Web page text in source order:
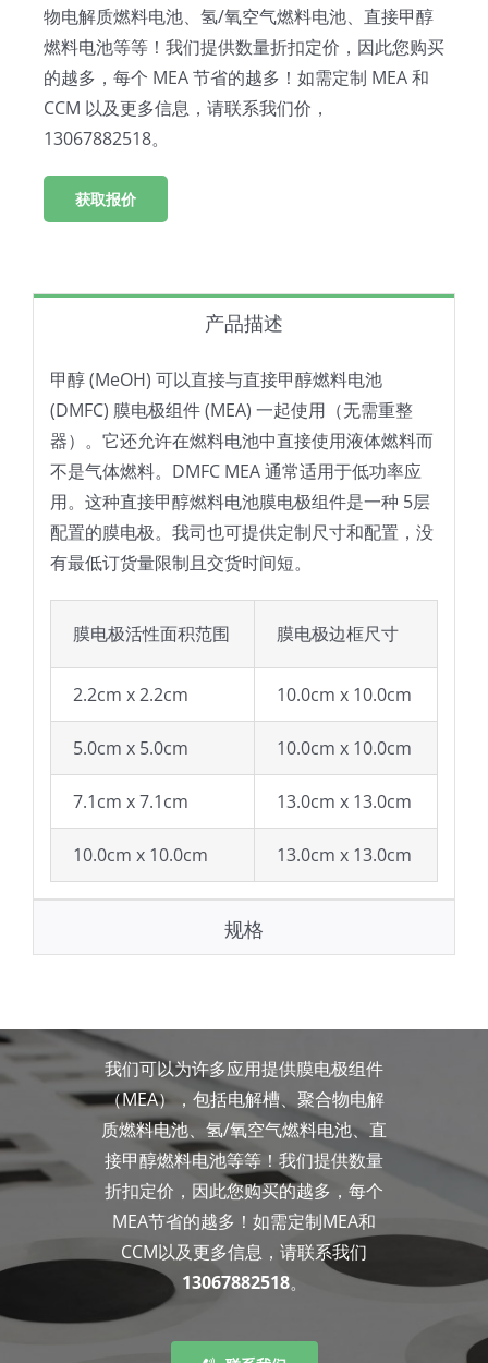
物电解质燃料电池、氢/氧空气燃料电池、直接甲醇
燃料电池等等！我们提供数量折扣定价，因此您购买
的越多，每个 MEA 节省的越多！如需定制 MEA 和
CCM 以及更多信息，请联系我们价，
13067882518。
获取报价
产品描述
甲醇 (MeOH) 可以直接与直接甲醇燃料电池
(DMFC) 膜电极组件 (MEA) 一起使用（无需重整
器）。它还允许在燃料电池中直接使用液体燃料而
不是气体燃料。DMFC MEA 通常适用于低功率应
用。这种直接甲醇燃料电池膜电极组件是一种 5层
配置的膜电极。我司也可提供定制尺寸和配置，没
有最低订货量限制且交货时间短。
膜电极活性面积范围 膜电极边框尺寸
2.2cm x 2.2cm 10.0cm x 10.0cm
5.0cm x 5.0cm 10.0cm x 10.0cm
7.1cm x 7.1cm 13.0cm x 13.0cm
10.0cm x 10.0cm 13.0cm x 13.0cm
规格
我们可以为许多应用提供膜电极组件
（MEA），包括电解槽、聚合物电解
质燃料电池、氢/氧空气燃料电池、直
接甲醇燃料电池等等！我们提供数量
折扣定价，因此您购买的越多，每个
MEA节省的越多！如需定制MEA和
CCM以及更多信息，请联系我们
13067882518。